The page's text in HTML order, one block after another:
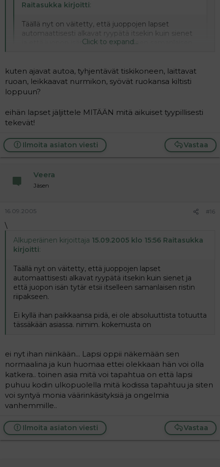
Raitasukka kirjoitti:
Täällä nyt on väitetty, että juoppojen lapset
automaattisesti alkavat ryypätä itsekin kuin sienet
ja että juopon isän tytär etsii itselleen samanlaisen
Ei kyllä ihan paikkaansa pidä, ei ole absoluuttista
totuutta tässäkään asiassa. nimim. kokemusta on
Click to expand...
No minä nyt en väittänyt, että automaattisesti niin aina
olisi.Mutta se malli mikä kotoa tulee vaikuttaa paljon.Toki
on poikkeuksiakin, onneksi, mutta ikävä kyllä
Click to expand...
kuten ajavat autoa, tyhjentävät tiskikoneen, laittavat
ruoan, leikkaavat nurmikon, syövät ruokansa kiltisti
loppuun?
eihän lapset jäljittele MITÄÄN mitä aikuiset tyypillisesti
tekevät!
Vastaa
Ilmoita asiaton viesti
Veera
Jäsen
16.09.2005 #16
\
Alkuperäinen kirjoittaja 15.09.2005 klo 15:56 Raitasukka
kirjoitti:
Täällä nyt on väitetty, että juoppojen lapset
automaattisesti alkavat ryypätä itsekin kuin sienet ja
että juopon isän tytär etsii itselleen samanlaisen ristin
riipakseen.
Ei kyllä ihan paikkaansa pidä, ei ole absoluuttista totuutta
tässäkään asiassa. nimim. kokemusta on
ei nyt ihan niinkään... Lapsi oppii näkemään sen
normaalina ja kun huomaa ettei olekkaan hän voi olla
katkera.. toinen asia mitä voi tapahtua on että lapsi
puhuu kodin ulkopuolella mitä kodissa tapahtuu ja siten
voi syntyä monia väärinkäsityksiä ja ongelmia
vanhemmille..
Vastaa
Ilmoita asiaton viesti